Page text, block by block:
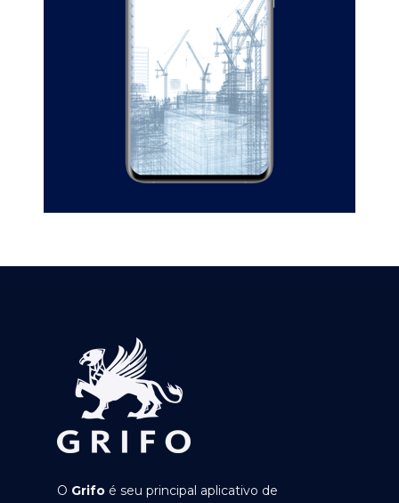
O Grifo é seu principal aplicativo de